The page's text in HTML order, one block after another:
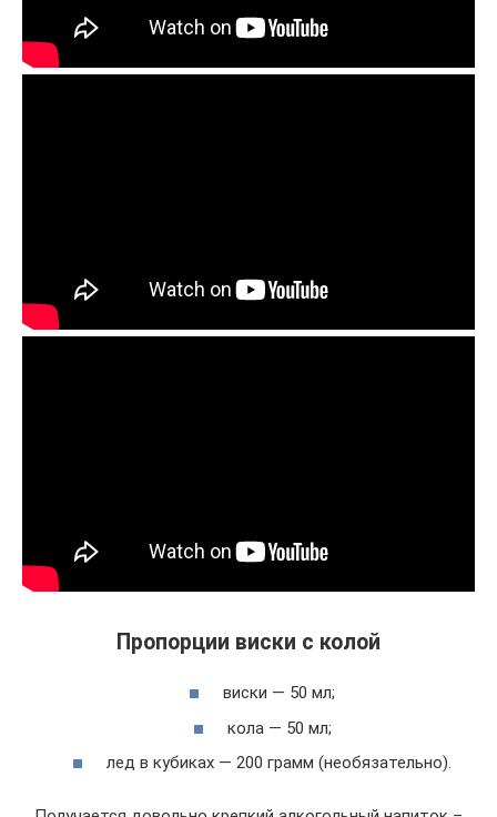
Пропорции виски с колой
виски — 50 мл;
кола — 50 мл;
лед в кубиках — 200 грамм (необязательно).